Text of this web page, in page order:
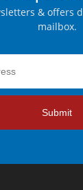
& offers
mailbox.
Submit